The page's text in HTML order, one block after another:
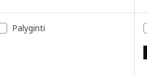
Palyginti